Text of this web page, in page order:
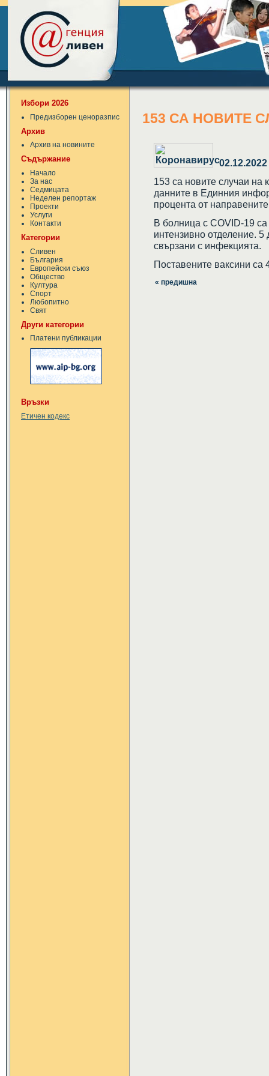
Избори 2026
Предизборен ценоразпис
Архив
Архив на новините
Съдържание
Начало
За нас
Седмицата
Неделен репортаж
Проекти
Услуги
Контакти
Категории
Сливен
България
Европейски съюз
Общество
Култура
Спорт
Любопитно
Свят
Други категории
Платени публикации
Връзки
Етичен кодекс
153 СА НОВИТЕ
02.12.2022
153 са новите случаи на
данните в Единния
процента от
В болница с COVID-19
интензивно отделение.
свързани с инфекцията.
Поставените ваксини са
« предишна